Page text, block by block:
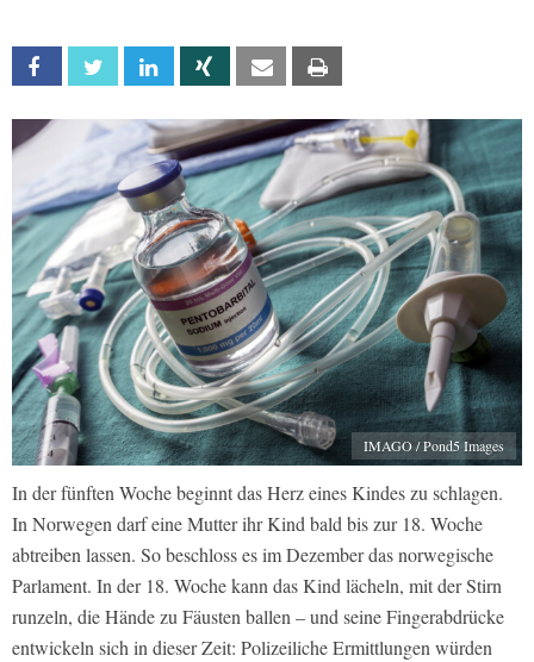
Facebook Twitter Linkedin Xing Email
IMAGO / Pond5 Images
In der fünften Woche beginnt das Herz eines Kindes zu schlagen.
In Norwegen darf eine Mutter ihr Kind bald bis zur 18. Woche
abtreiben lassen. So beschloss es im Dezember das norwegische
Parlament. In der 18. Woche kann das Kind lächeln, mit der Stirn
runzeln, die Hände zu Fäusten ballen – und seine Fingerabdrücke
entwickeln sich in dieser Zeit: Polizeiliche Ermittlungen würden